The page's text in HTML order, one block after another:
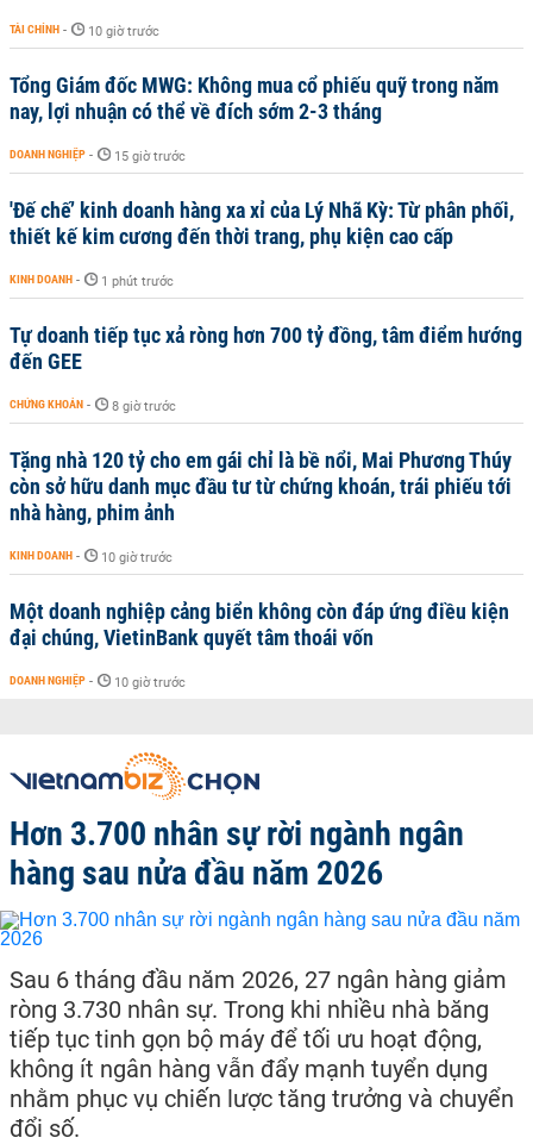
TÀI CHÍNH - 10 giờ trước
Tổng Giám đốc MWG: Không mua cổ phiếu quỹ trong năm
nay, lợi nhuận có thể về đích sớm 2-3 tháng
DOANH NGHIỆP - 15 giờ trước
'Đế chế’ kinh doanh hàng xa xỉ của Lý Nhã Kỳ: Từ phân phối,
thiết kế kim cương đến thời trang, phụ kiện cao cấp
KINH DOANH - 1 phút trước
Tự doanh tiếp tục xả ròng hơn 700 tỷ đồng, tâm điểm hướng
đến GEE
CHỨNG KHOÁN - 8 giờ trước
Tặng nhà 120 tỷ cho em gái chỉ là bề nổi, Mai Phương Thúy
còn sở hữu danh mục đầu tư từ chứng khoán, trái phiếu tới
nhà hàng, phim ảnh
KINH DOANH - 10 giờ trước
Một doanh nghiệp cảng biển không còn đáp ứng điều kiện
đại chúng, VietinBank quyết tâm thoái vốn
DOANH NGHIỆP - 10 giờ trước
Hơn 3.700 nhân sự rời ngành ngân
hàng sau nửa đầu năm 2026
Sau 6 tháng đầu năm 2026, 27 ngân hàng giảm
ròng 3.730 nhân sự. Trong khi nhiều nhà băng
tiếp tục tinh gọn bộ máy để tối ưu hoạt động,
không ít ngân hàng vẫn đẩy mạnh tuyển dụng
nhằm phục vụ chiến lược tăng trưởng và chuyển
đổi số.